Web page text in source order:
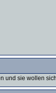
und sie wollen